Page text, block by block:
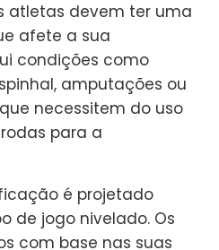
atletas devem ter uma
afete a sua
condições como
amputações ou
necessitem do uso
para a
é projetado
de jogo nivelado. Os
com base nas suas